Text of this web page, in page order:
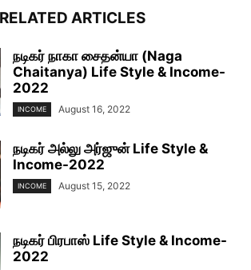
RELATED ARTICLES
நடிகர் நாகா சைதன்யா (Naga
Chaitanya) Life Style & Income-
2022
INCOME August 16, 2022
நடிகர் அல்லு அர்ஜுன் Life Style &
Income-2022
INCOME August 15, 2022
நடிகர் பிரபாஸ் Life Style & Income-
2022